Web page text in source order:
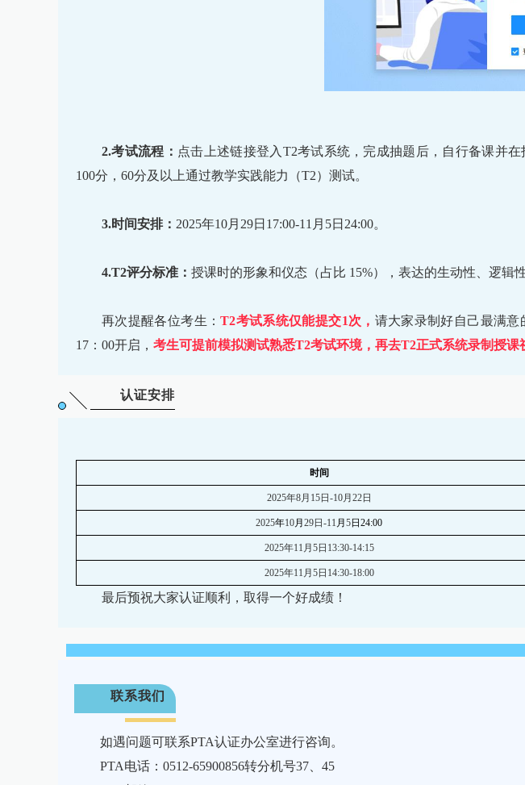
2.考试流程： 点击上述链接登入T2考试系统，完成抽题后，自行备课并
100分，60分及以上通过教学实践能力（T2）测试。
3.时间安排： 2025年10月29日17:00-11月5日24:00。
4.T2评分标准： 授课时的形象和仪态（占比 15%），表达的生动性、逻辑
再次提醒各位考生：T2考试系统仅能提交1次， 请大家录制好自己最满意
17：00开启， 考生可提前模拟测试熟悉T2考试环境，再去T2正式系统录制授课
认证安排
时间
2025年8月 15日 -10月 22日
2025年10月 29日 -11 月 5日 24:00
2025年11 月 5日 13:30-14:15
2025年11 月 5日 14:30-18:00
最后预祝大家认证顺利， 取得一个好成绩！
联系我们
如遇问题可联系PTA认证办公室进行咨询。
PTA电话：0512-65900856转分机号37、45